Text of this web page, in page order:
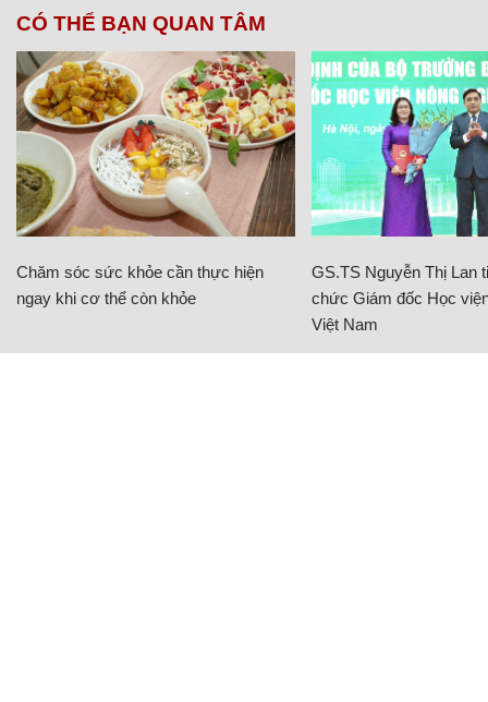
CÓ THỂ BẠN QUAN TÂM
Chăm sóc sức khỏe cần thực hiện
ngay khi cơ thể còn khỏe
GS.TS Nguyễn Thị Lan
chức Giám đốc Học
Việt Nam